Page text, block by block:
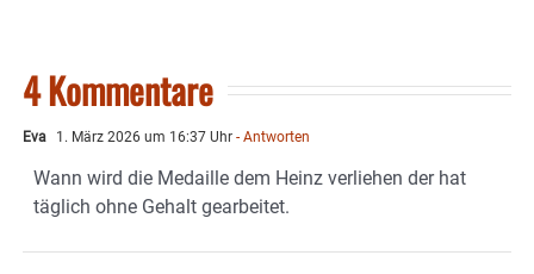
4 Kommentare
Eva 1. März 2026 um 16:37 Uhr - Antworten
Wann wird die Medaille dem Heinz verliehen der hat
täglich ohne Gehalt gearbeitet.